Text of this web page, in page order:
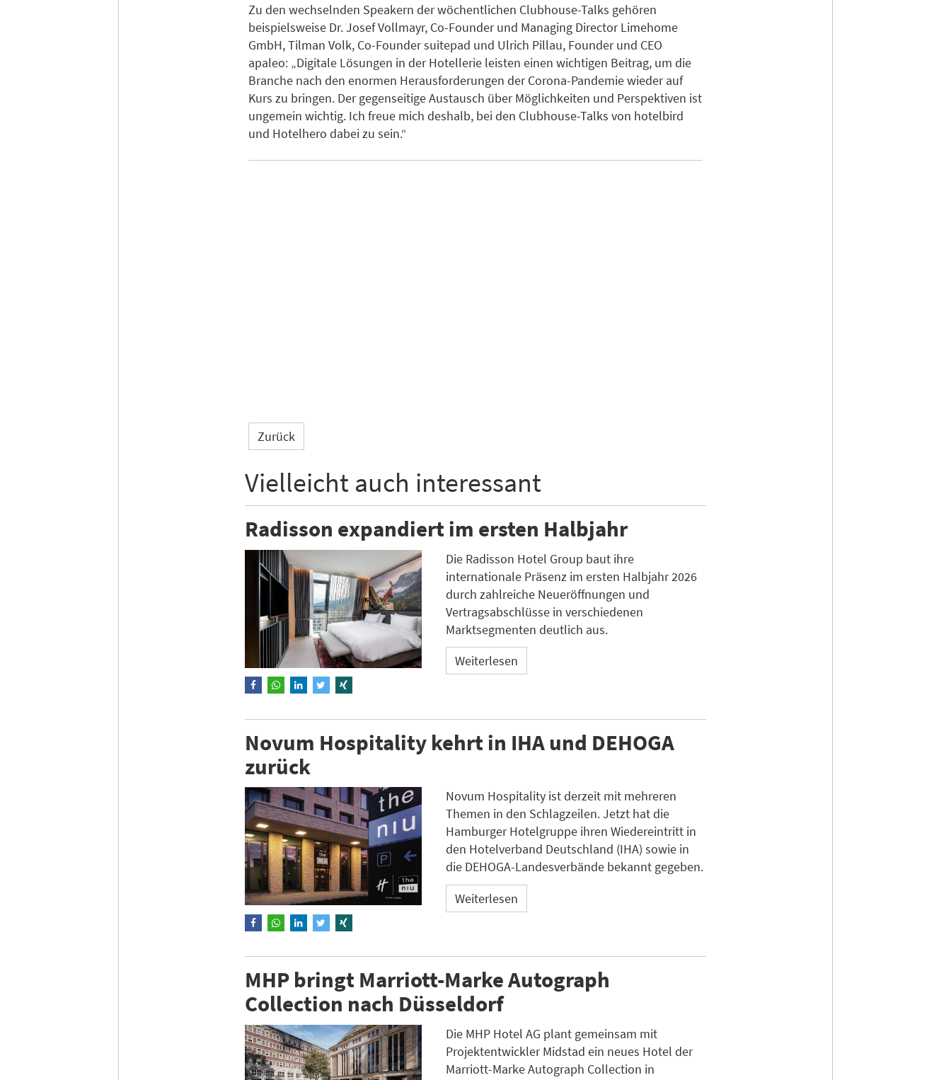
Zu den wechselnden Speakern der wöchentlichen Clubhouse-Talks gehören
beispielsweise Dr. Josef Vollmayr, Co-Founder und Managing Director Limehome
GmbH, Tilman Volk, Co-Founder suitepad und Ulrich Pillau, Founder und CEO
apaleo: „Digitale Lösungen in der Hotellerie leisten einen wichtigen Beitrag, um die
Branche nach den enormen Herausforderungen der Corona-Pandemie wieder auf
Kurs zu bringen. Der gegenseitige Austausch über Möglichkeiten und Perspektiven ist
ungemein wichtig. Ich freue mich deshalb, bei den Clubhouse-Talks von hotelbird
und Hotelhero dabei zu sein.“
Zurück
Vielleicht auch interessant
Radisson expandiert im ersten Halbjahr
Die Radisson Hotel Group baut ihre
internationale Präsenz im ersten Halbjahr 2026
durch zahlreiche Neueröffnungen und
Vertragsabschlüsse in verschiedenen
Marktsegmenten deutlich aus.
Weiterlesen
Novum Hospitality kehrt in IHA und DEHOGA
zurück
Novum Hospitality ist derzeit mit mehreren
Themen in den Schlagzeilen. Jetzt hat die
Hamburger Hotelgruppe ihren Wiedereintritt in
den Hotelverband Deutschland (IHA) sowie in
die DEHOGA-Landesverbände bekannt gegeben.
Weiterlesen
MHP bringt Marriott-Marke Autograph
Collection nach Düsseldorf
Die MHP Hotel AG plant gemeinsam mit
Projektentwickler Midstad ein neues Hotel der
Marriott-Marke Autograph Collection in